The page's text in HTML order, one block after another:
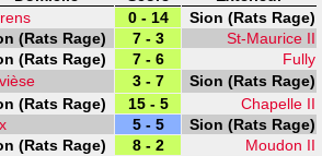
0 - 14
Sion (Rats Rage)
(Rats Rage) 7 - 3
St-Maurice II
(Rats Rage) 7 - 6
Fully
3 - 7
Sion (Rats Rage)
(Rats Rage) 15 - 5
Chapelle II
5 - 5
Sion (Rats Rage)
(Rats Rage) 8 - 2
Moudon II